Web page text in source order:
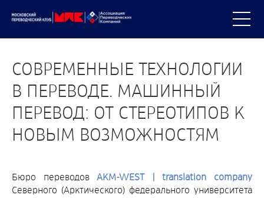
СОВРЕМЕННЫЕ ТЕХНОЛОГИИ
В ПЕРЕВОДЕ. МАШИННЫЙ
ПЕРЕВОД: ОТ СТЕРЕОТИПОВ К
НОВЫМ ВОЗМОЖНОСТЯМ
Бюро переводовAKM-WEST | translation company
Северного (Арктического) федерального университета